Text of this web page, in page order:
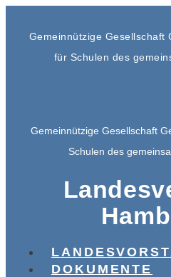
Gemeinnützige Gesellschaft
für Schulen des
Gemeinnützige Gesellschaft
Schulen des
DOKUMENTE